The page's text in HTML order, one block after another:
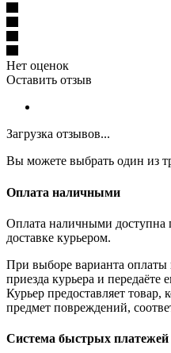
Нет оценок
Оставить отзыв
Загрузка отзывов...
Вы можете выбрать один из
Оплата наличными
Оплата наличными доступна
доставке курьером.
При выборе варианта
приезда курьера и передаёте
Курьер предоставляет
предмет повреждений,
Система быстрых